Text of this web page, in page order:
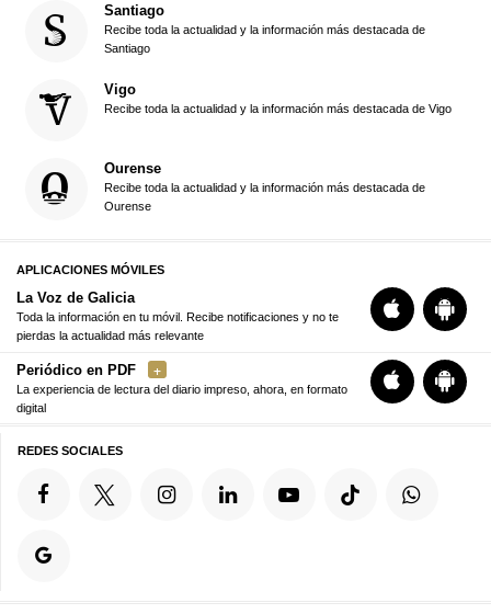
Santiago
Recibe toda la actualidad y la información más destacada de
Santiago
Vigo
Recibe toda la actualidad y la información más destacada de Vigo
Ourense
Recibe toda la actualidad y la información más destacada de
Ourense
APLICACIONES MÓVILES
La Voz de Galicia
Toda la información en tu móvil. Recibe notificaciones y no te
pierdas la actualidad más relevante
Periódico en PDF
La experiencia de lectura del diario impreso, ahora, en formato
digital
REDES SOCIALES